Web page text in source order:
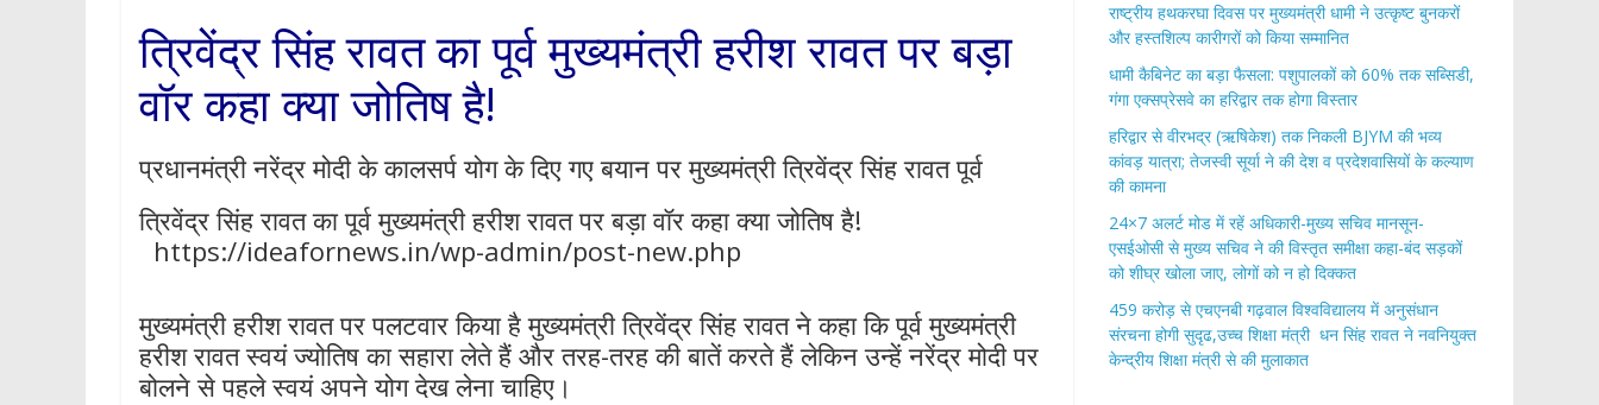
त्रिवेंद्र सिंह रावत का पूर्व मुख्यमंत्री हरीश रावत पर बड़ा
वॉर कहा क्या जोतिष है!
प्रधानमंत्री नरेंद्र मोदी के कालसर्प योग के दिए गए बयान पर मुख्यमंत्री त्रिवेंद्र सिंह रावत पूर्व
त्रिवेंद्र सिंह रावत का पूर्व मुख्यमंत्री हरीश रावत पर बड़ा वॉर कहा क्या जोतिष है!
https://ideafornews.in/wp-admin/post-new.php
मुख्यमंत्री हरीश रावत पर पलटवार किया है मुख्यमंत्री त्रिवेंद्र सिंह रावत ने कहा कि पूर्व मुख्यमंत्री
हरीश रावत स्वयं ज्योतिष का सहारा लेते हैं और तरह-तरह की बातें करते हैं लेकिन उन्हें नरेंद्र मोदी पर
बोलने से पहले स्वयं अपने योग देख लेना चाहिए।
राष्ट्रीय हथकरघा दिवस पर मुख्यमंत्री धामी ने उत्कृष्ट बुनकरों
और हस्तशिल्प कारीगरों को किया सम्मानित
​धामी कैबिनेट का बड़ा फैसला: पशुपालकों को 60% तक सब्सिडी,
गंगा एक्सप्रेसवे का हरिद्वार तक होगा विस्तार
​हरिद्वार से वीरभद्र (ऋषिकेश) तक निकली BJYM की भव्य
कांवड़ यात्रा; तेजस्वी सूर्या ने की देश व प्रदेशवासियों के कल्याण
की कामना
24×7 अलर्ट मोड में रहें अधिकारी-मुख्य सचिव मानसून-
एसईओसी से मुख्य सचिव ने की विस्तृत समीक्षा कहा-बंद सड़कों
को शीघ्र खोला जाए, लोगों को न हो दिक्कत
459 करोड़ से एचएनबी गढ़वाल विश्वविद्यालय में अनुसंधान
संरचना होगी सुदृढ,उच्च शिक्षा मंत्री धन सिंह रावत ने नवनियुक्त
केन्द्रीय शिक्षा मंत्री से की मुलाकात